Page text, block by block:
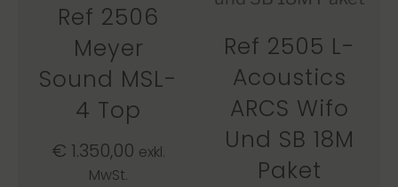
Ref 2506
Meyer
Sound MSL-
4 Top
€ 1.350,00 exkl.
MwSt.
Ref 2505 L-
Acoustics
ARCS Wifo
Und SB 18M
Paket